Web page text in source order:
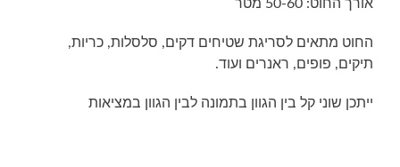
אורך החוט: 50-60 מטר
החוט מתאים לסריגת שטיחים דקים, סלסלות, כריות,
תיקים, פופים, ראנרים ועוד.
ייתכן שוני קל בין הגוון בתמונה לבין הגוון במציאות